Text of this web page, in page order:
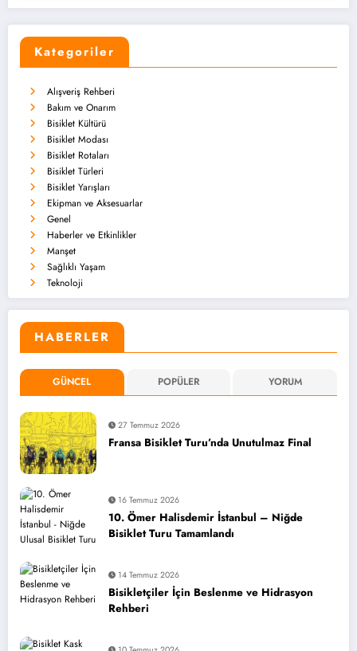
Kategoriler
Alışveriş Rehberi
Bakım ve Onarım
Bisiklet Kültürü
Bisiklet Modası
Bisiklet Rotaları
Bisiklet Türleri
Bisiklet Yarışları
Ekipman ve Aksesuarlar
Genel
Haberler ve Etkinlikler
Manşet
Sağlıklı Yaşam
Teknoloji
HABERLER
GÜNCEL POPÜLER YORUM
27 Temmuz 2026
Fransa Bisiklet Turu’nda Unutulmaz Final
16 Temmuz 2026
10. Ömer Halisdemir İstanbul – Niğde
Bisiklet Turu Tamamlandı
14 Temmuz 2026
Bisikletçiler İçin Beslenme ve Hidrasyon
Rehberi